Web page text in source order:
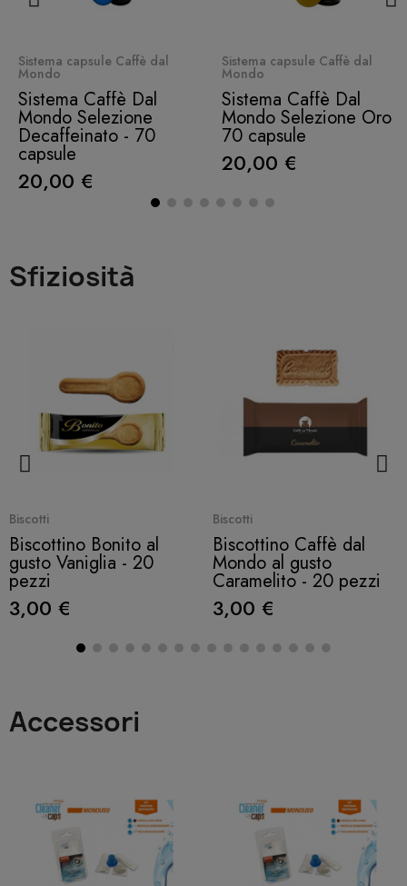
Quick View
Sistema capsule Caffè dal
Mondo
Sistema Caffè Dal
Mondo Selezione
Decaffeinato - 70
capsule
20,00 €
Quick View
Sistema capsule Caffè dal
Mondo
Sistema Caffè Dal
Mondo Selezione Oro
70 capsule
20,00 €
Sfiziosità
Biscotti
Biscottino Bonito al
gusto Vaniglia - 20
pezzi
3,00 €
Biscotti
Biscottino Caffè dal
Mondo al gusto
Caramelito - 20 pezzi
3,00 €
Accessori